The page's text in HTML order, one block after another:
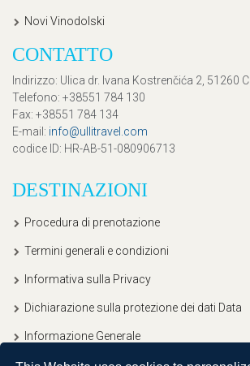
Novi Vinodolski
CONTATTO
Indirizzo: Ulica dr. Ivana Kostrenčića 2, 51260
Telefono: +38551 784 130
Fax: +38551 784 134
E-mail: info@ullitravel.com
codice ID: HR-AB-51-080906713
DESTINAZIONI
Procedura di prenotazione
Termini generali e condizioni
Informativa sulla Privacy
Dichiarazione sulla protezione dei dati Data
Informazione Generale